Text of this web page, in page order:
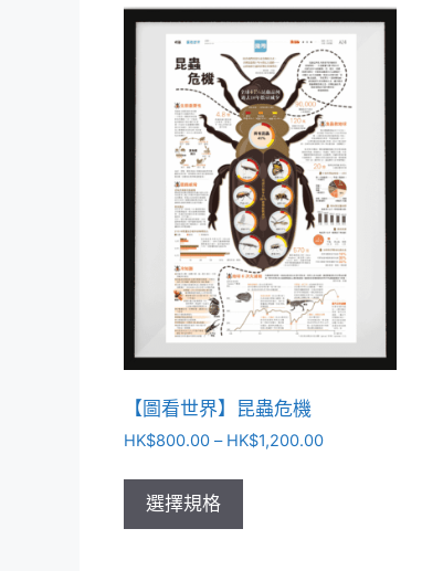
【圖看世界】昆蟲危機
HK$800.00 – HK$1,200.00
選擇規格